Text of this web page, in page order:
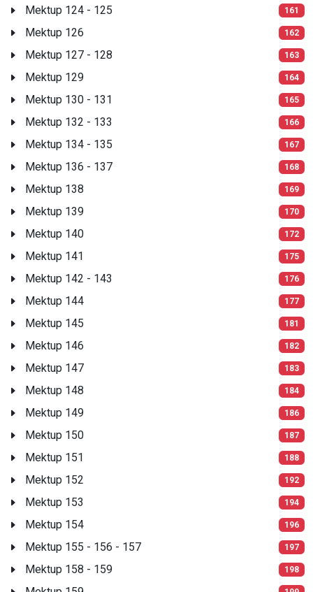
Mektup 124 - 125 161
Mektup 126 162
Mektup 127 - 128 163
Mektup 129 164
Mektup 130 - 131 165
Mektup 132 - 133 166
Mektup 134 - 135 167
Mektup 136 - 137 168
Mektup 138 169
Mektup 139 170
Mektup 140 172
Mektup 141 175
Mektup 142 - 143 176
Mektup 144 177
Mektup 145 181
Mektup 146 182
Mektup 147 183
Mektup 148 184
Mektup 149 186
Mektup 150 187
Mektup 151 188
Mektup 152 192
Mektup 153 194
Mektup 154 196
Mektup 155 - 156 - 157 197
Mektup 158 - 159 198